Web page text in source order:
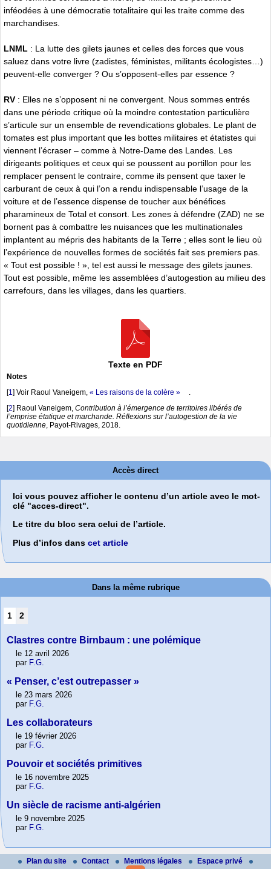
inféodées à une démocratie totalitaire qui les traite comme des
marchandises.
LNML : La lutte des gilets jaunes et celles des forces que vous
saluez dans votre livre (zadistes, féministes, militants écologistes…)
peuvent-elle converger ? Ou s’opposent-elles par essence ?
RV : Elles ne s’opposent ni ne convergent. Nous sommes entrés
dans une période critique où la moindre contestation particulière
s’articule sur un ensemble de revendications globales. Le plant de
tomates est plus important que les bottes militaires et étatistes qui
viennent l’écraser – comme à Notre-Dame des Landes. Les
dirigeants politiques et ceux qui se poussent au portillon pour les
remplacer pensent le contraire, comme ils pensent que taxer le
carburant de ceux à qui l’on a rendu indispensable l’usage de la
voiture et de l’essence dispense de toucher aux bénéfices
pharamineux de Total et consort. Les zones à défendre (ZAD) ne se
bornent pas à combattre les nuisances que les multinationales
implantent au mépris des habitants de la Terre ; elles sont le lieu où
l’expérience de nouvelles formes de sociétés fait ses premiers pas.
« Tout est possible ! », tel est aussi le message des gilets jaunes.
Tout est possible, même les assemblées d’autogestion au milieu des
carrefours, dans les villages, dans les quartiers.
Texte en PDF
Notes
[1 ] Voir Raoul Vaneigem, « Les raisons de la colère »
[2] Raoul Vaneigem, Contribution à l’émergence de territoires libérés de
l’emprise étatique et marchande. Réflexions sur l’autogestion de la vie
quotidienne , Payot-Rivages, 2018.
Accès direct
Ici vous pouvez afficher le contenu d’un article avec le mot-
clé "acces-direct".
Le titre du bloc sera celui de l’article.
Plus d’infos dans cet article
Dans la même rubrique
1 2
Clastres contre Birnbaum : une polémique
le 12 avril 2026
par F.G.
« Penser, c’est outrepasser »
le 23 mars 2026
par F.G.
Les collaborateurs
le 19 février 2026
par F.G.
Pouvoir et sociétés primitives
le 16 novembre 2025
par F.G.
Un siècle de racisme anti-algérien
le 9 novembre 2025
par F.G.
Plan du site Contact Mentions légales Espace privé